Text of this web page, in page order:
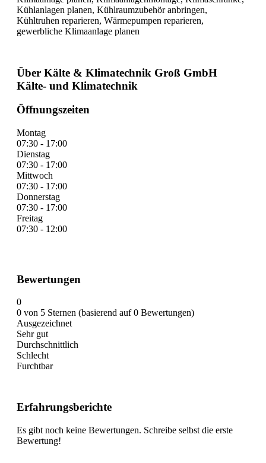
Kühlanlagen planen, Kühlraumzubehör anbringen,
Kühltruhen reparieren, Wärmepumpen reparieren,
gewerbliche Klimaanlage planen
Über Kälte & Klimatechnik Groß GmbH
Kälte- und Klimatechnik
Öffnungszeiten
Montag
07:30 - 17:00
Dienstag
07:30 - 17:00
Mittwoch
07:30 - 17:00
Donnerstag
07:30 - 17:00
Freitag
07:30 - 12:00
Bewertungen
0
0 von 5 Sternen (basierend auf 0 Bewertungen)
Ausgezeichnet
Sehr gut
Durchschnittlich
Schlecht
Furchtbar
Erfahrungsberichte
Es gibt noch keine Bewertungen. Schreibe selbst die erste
Bewertung!